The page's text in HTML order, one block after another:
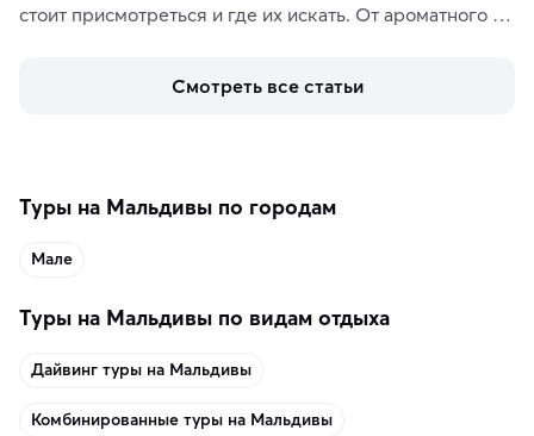
стоит присмотреться и где их искать. От ароматного
аутентичных лавках — в подарок близким или себе на
Смотреть все статьи
Туры на Мальдивы по городам
Мале
Туры на Мальдивы по видам отдыха
Дайвинг туры на Мальдивы
Комбинированные туры на Мальдивы